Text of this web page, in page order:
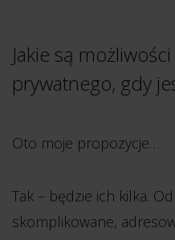
Jakie są
prywatnego, gdy
Oto moje propozycje…
Tak – będzie ich kilka.
skomplikowane,